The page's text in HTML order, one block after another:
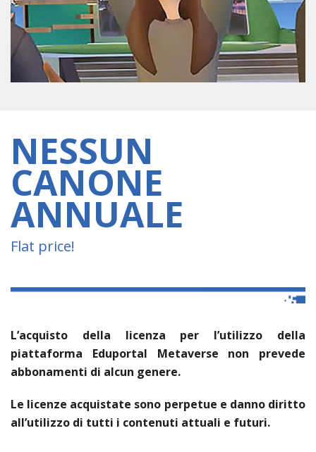
NESSUN
CANONE
ANNUALE
Flat price!
L’acquisto della licenza per l’utilizzo della
piattaforma Eduportal Metaverse non prevede
abbonamenti di alcun genere.
Le licenze acquistate sono perpetue e danno diritto
all’utilizzo di tutti i contenuti attuali e futuri.